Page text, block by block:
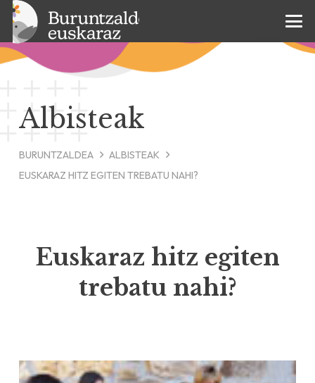
Albisteak
BURUNTZALDEA
ALBISTEAK
EUSKARAZ HITZ EGITEN TREBATU NAHI?
Euskaraz hitz egiten
trebatu nahi?